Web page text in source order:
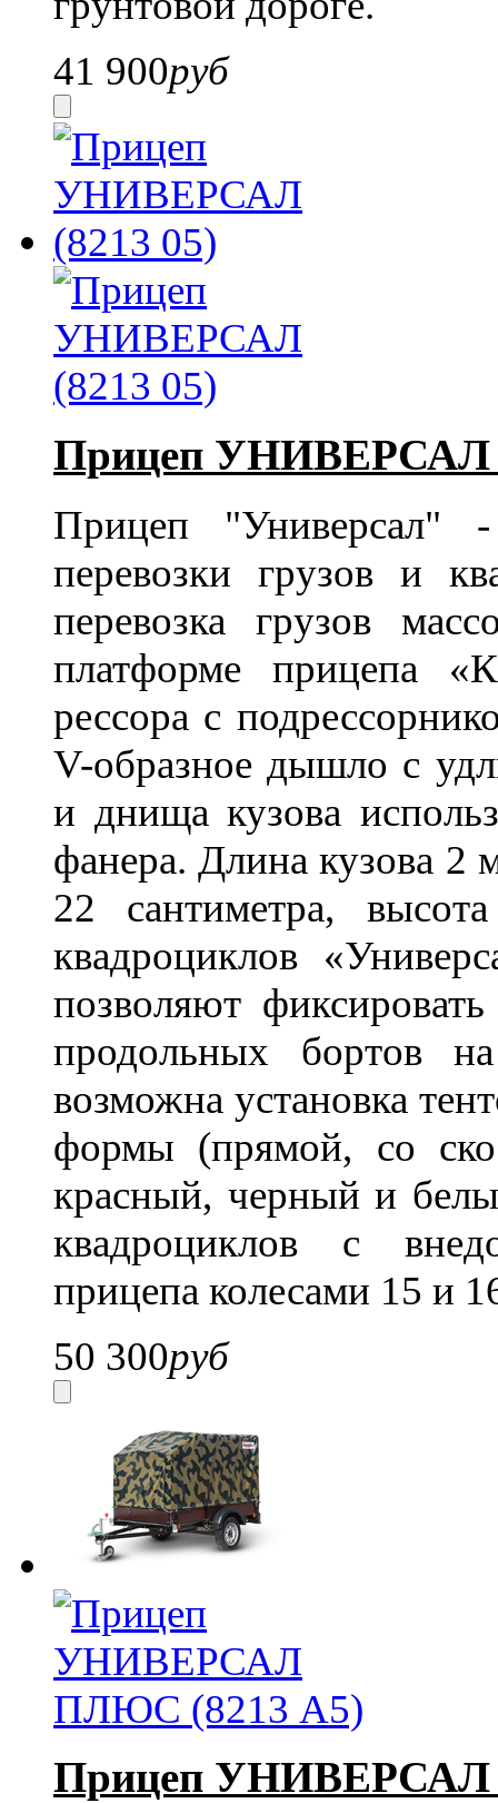
41 900руб
Прицеп УНИВЕРСАЛ
Прицеп "Универсал"
перевозки грузов и
перевозка грузов
платформе прицепа
рессора с
V-образное дышло с
и днища кузова
фанера. Длина кузова 2
22 сантиметра,
квадроциклов
позволяют
продольных бортов
возможна установка
формы (прямой, со
красный, черный и
квадроциклов с
прицепа колесами 15 и
50 300руб
Прицеп